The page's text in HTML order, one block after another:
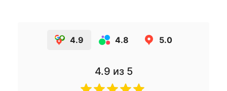
4.9 4.8 5.0
4.9 из 5